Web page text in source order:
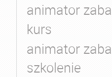
animator
kurs
animator
szkolenie